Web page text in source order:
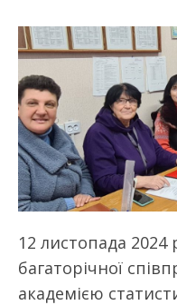
12 листопада 2024
багаторічної
академією